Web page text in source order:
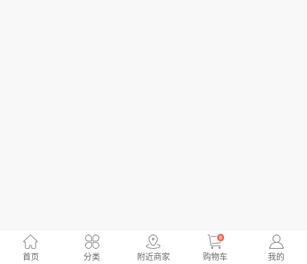
首页 分类 附近商家
0
购物车 我的